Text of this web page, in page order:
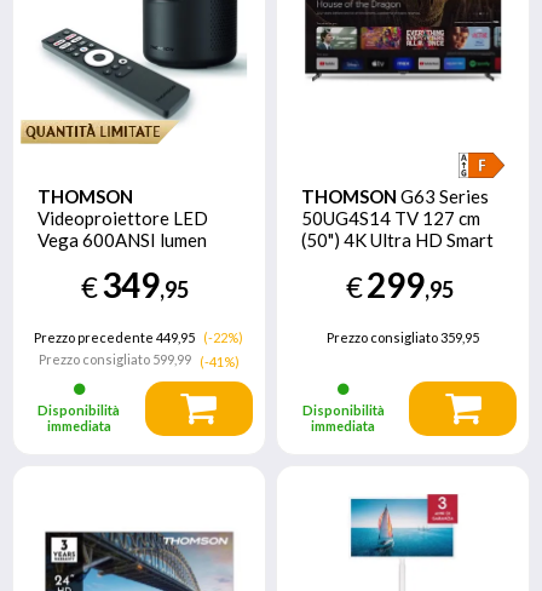
THOMSON
Videoproiettore LED
Vega 600ANSI lumen
€349,95
Prezzo precedente 449,95
(-22%)
Prezzo consigliato599,99 (-41%)
Disponibilità
immediata
THOMSON G63 Series
50UG4S14 TV 127 cm
(50") 4K Ultra HD Smart
€299,95
Prezzo consigliato359,95
Disponibilità
immediata